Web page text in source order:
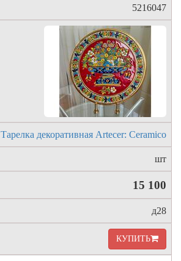
5216047
Тарелка декоративная Artecer: Ceramico
шт
15 100
д28
КУПИТЬ